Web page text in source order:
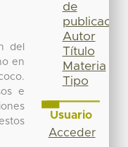
del
en
e
de
publicación
Autor
Título
Materia
Tipo
Usuario
Acceder